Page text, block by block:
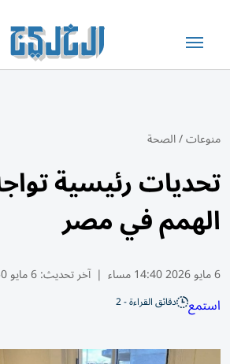
منوعات/الصحة
تحديات رئيسية
الهمم في مصر
6 مايو 2026 14:40 مساء | آخر تحديث:6 مايو 14:50 2026
استمع دقائق القراءة - 2